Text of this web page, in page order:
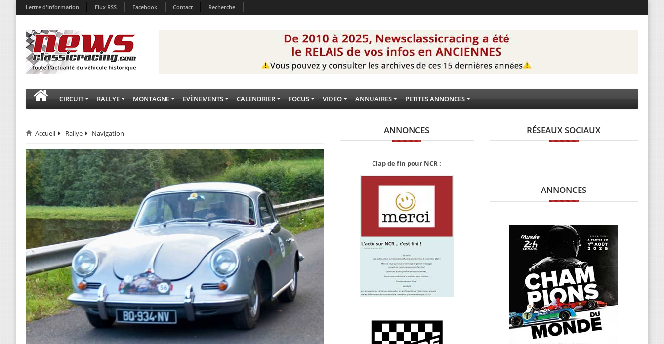
Lettre d'information Flux RSS Facebook Contact Recherche
CIRCUIT RALLYE MONTAGNE EVÈNEMENTS CALENDRIER FOCUS VIDEO ANNUAIRES PETITES ANNONCES
Accueil Rallye Navigation ANNONCES
Clap de fin pour NCR :
RÉSEAUX SOCIAUX
ANNONCES